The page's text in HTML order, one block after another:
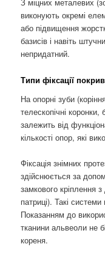
З міцних металевих
виконують окремі
або підвищення
базисів і навіть
непридатний.
Типи фіксації
На опорні зуби
телескопічні коронки,
залежить від
кількості опор, які
Фіксація знімних
здійснюється за
замкового кріплення
патриці). Такі
Показанням до
тканини альвеоли не
кореня.